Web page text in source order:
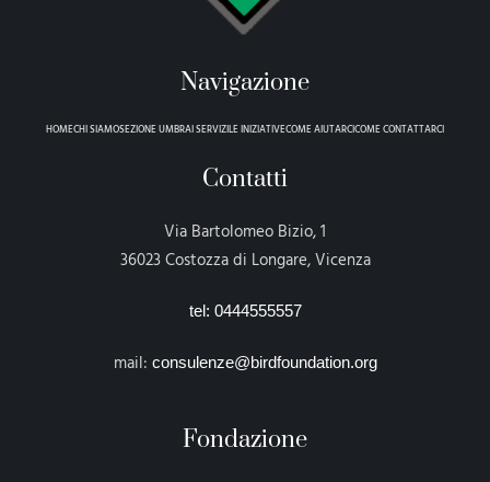
Navigazione
HOMECHI SIAMOSEZIONE UMBRAI SERVIZILE INIZIATIVECOME AIUTARCICOME CONTATTARCI
Contatti
Via Bartolomeo Bizio, 1
36023 Costozza di Longare, Vicenza
tel: 0444555557
mail: consulenze@birdfoundation.org
Fondazione